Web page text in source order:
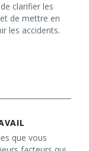
clarifier les
de mettre en
les accidents.
que vous